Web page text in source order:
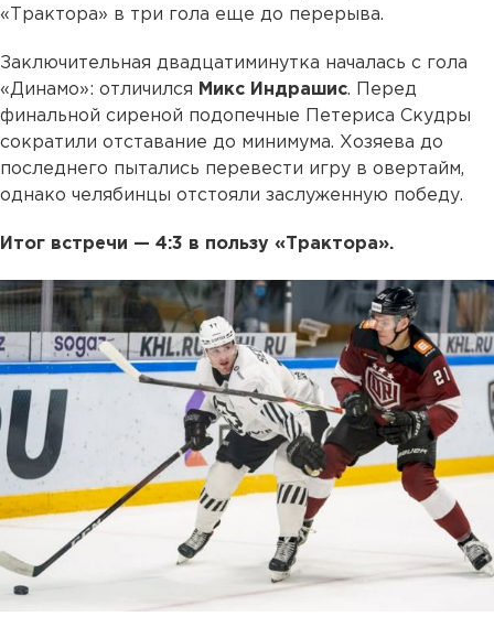
«Трактора» в три гола еще до перерыва.
Заключительная двадцатиминутка началась с гола
«Динамо»: отличился Микс Индрашис. Перед
финальной сиреной подопечные Петериса Скудры
сократили отставание до минимума. Хозяева до
последнего пытались перевести игру в овертайм,
однако челябинцы отстояли заслуженную победу.
Итог встречи — 4:3 в пользу «Трактора».